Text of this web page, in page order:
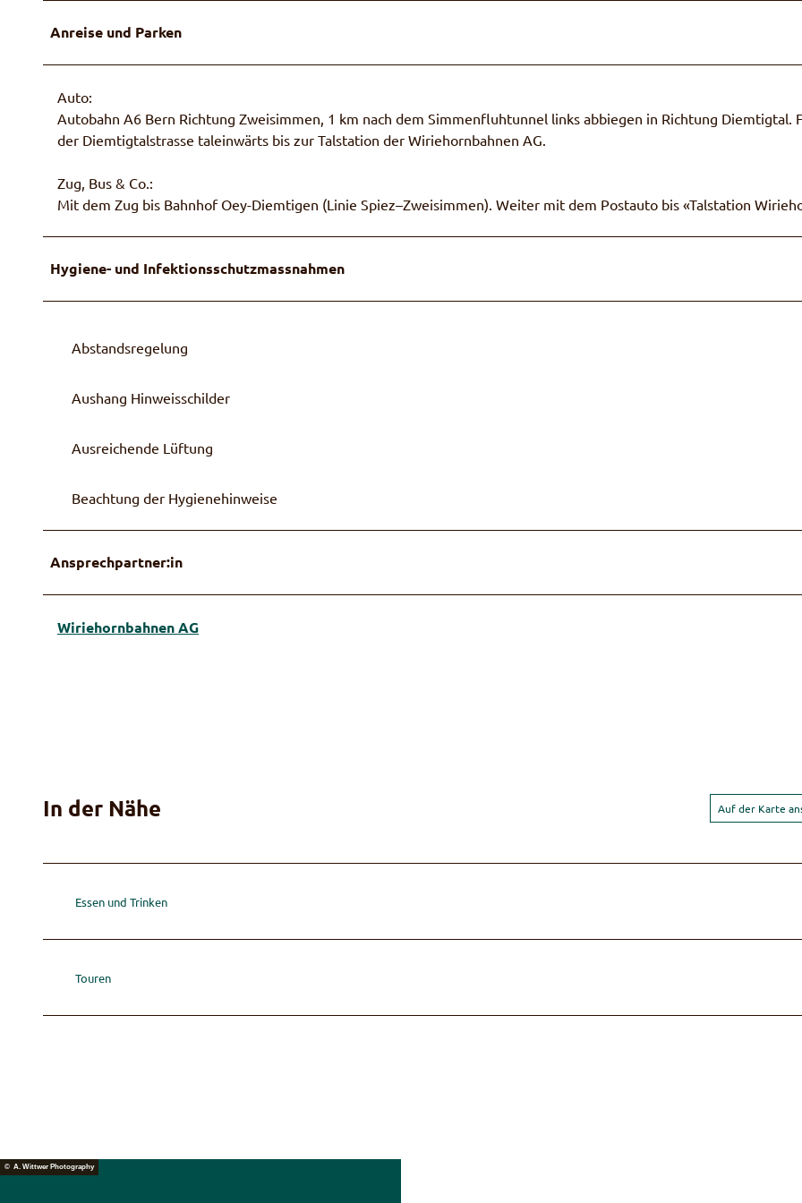
Anreise und Parken
Auto:
Autobahn A6 Bern Richtung Zweisimmen, 1 km nach dem Simmenfluhtunnel links abbiegen in Richtung Diemtigtal.
der Diemtigtalstrasse taleinwärts bis zur Talstation der Wiriehornbahnen AG.
Zug, Bus & Co.:
Mit dem Zug bis Bahnhof Oey-Diemtigen (Linie Spiez–Zweisimmen). Weiter mit dem Postauto bis «Talstation
Hygiene- und Infektionsschutzmassnahmen
Abstandsregelung
Aushang Hinweisschilder
Ausreichende Lüftung
Beachtung der Hygienehinweise
Ansprechpartner:in
Wiriehornbahnen AG
In der Nähe Auf der Karte
Essen und Trinken
Touren
© A. Wittwer Photography